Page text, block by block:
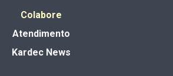
Colabore
Atendimento
Kardec News